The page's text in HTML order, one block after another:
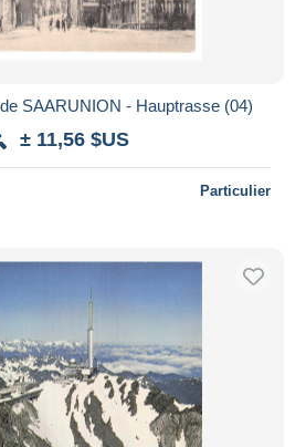
SAARUNION - Hauptrasse (04)
± 11,56 $US
Particulier